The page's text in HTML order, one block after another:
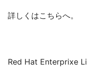
詳しくはこちらへ。
Red Hat Enterprixe